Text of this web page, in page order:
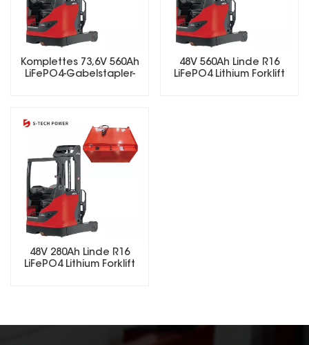
Komplettes 73,6V 560Ah
LiFePO4-Gabelstapler-
48V 560Ah Linde R16
LiFePO4 Lithium Forklift
48V 280Ah Linde R16
LiFePO4 Lithium Forklift